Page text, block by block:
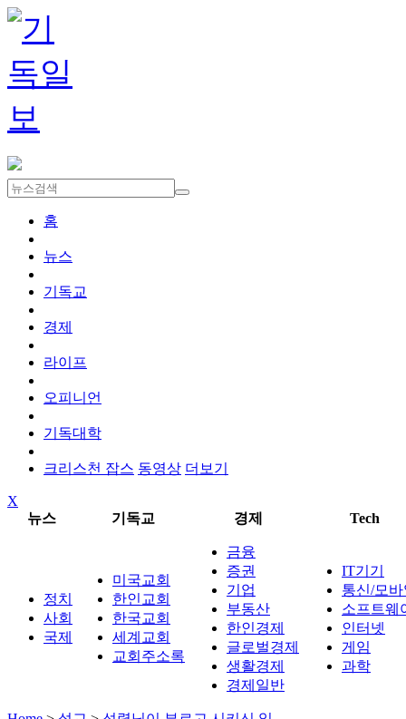
홈
뉴스
기독교
경제
라이프
오피니언
기독대학
크리스천 잡스 동영상 더보기
X
뉴스
기독교 경제 Tech
정치
사회
국제
미국교회
한인교회
한국교회
세계교회
교회주소록
금융
증권
기업
부동산
한인경제
글로벌경제
생활경제
경제일반
IT기기
통신/모
소프트웨
인터넷
게임
과학